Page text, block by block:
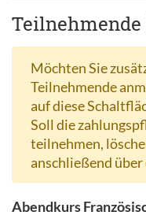
Möchten Sie
Teilnehmende
auf diese
Soll die
teilnehmen,
anschließend
Abendkurs